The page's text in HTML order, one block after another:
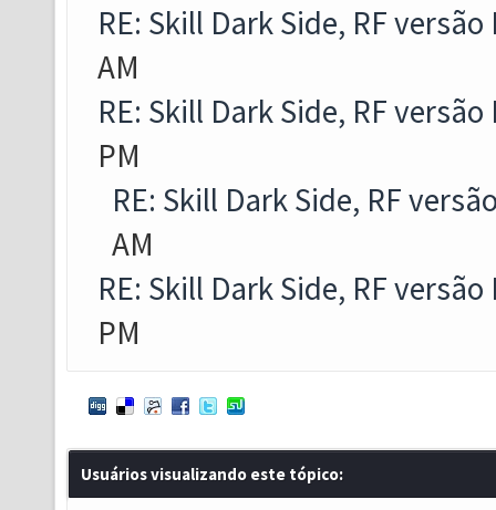
RE: Skill Dark Side, RF versão
AM
RE: Skill Dark Side, RF versão
PM
RE: Skill Dark Side, RF
AM
RE: Skill Dark Side, RF versão
PM
Usuários visualizando este tópico: